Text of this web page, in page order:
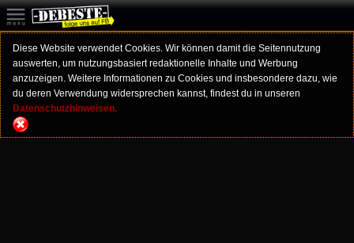
Diese Website verwendet Cookies. Wir können damit die Seitennutzung
auswerten, um nutzungsbasiert redaktionelle Inhalte und Werbung
anzuzeigen. Weitere Informationen zu Cookies und insbesondere dazu, wie
du deren Verwendung widersprechen kannst, findest du in unseren
Datenschutzhinweisen.